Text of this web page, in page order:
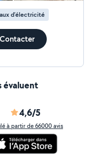
d’électricité
Contacter
évaluent
4,6/5
à partir de 66000 avis